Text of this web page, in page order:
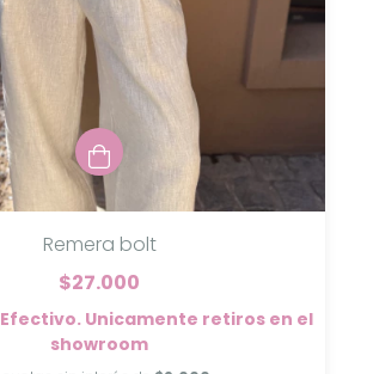
Remera bolt
$27.000
Efectivo. Unicamente retiros en el
showroom